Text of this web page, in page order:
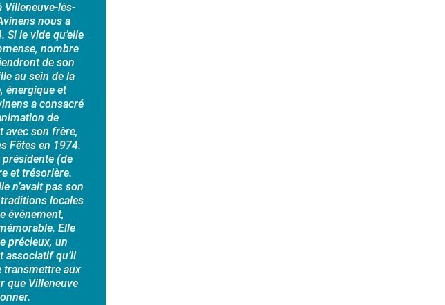
Villeneuve-lès-
nous a
le vide qu’elle
nombre
de son
au sein de la
énergique et
a consacré
de
avec son frère,
Fêtes en 1974.
présidente (de
et trésorière.
n’avait pas son
locales
événement,
Elle
précieux, un
associatif qu’il
transmettre aux
que Villeneuve